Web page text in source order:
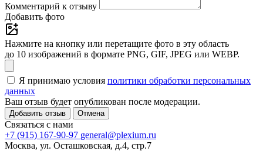
Комментарий к отзыву
Добавить фото
Нажмите на кнопку или перетащите фото в эту область
до 10 изображений в формате PNG, GIF, JPEG или WEBP.
Я принимаю условия политики обработки персональных
данных
Ваш отзыв будет опубликован после модерации.
Добавить отзыв Отмена
Связаться с нами
+7 (915) 167-90-97 general@plexium.ru
Москва, ул. Осташковская, д.4, стр.7